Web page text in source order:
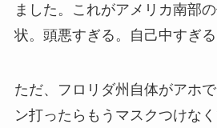
ました。これがアメリカ南部
状。頭悪すぎる。自己中すぎる
ただ、フロリダ州自体がアホ
ン打ったらもうマスクつけな